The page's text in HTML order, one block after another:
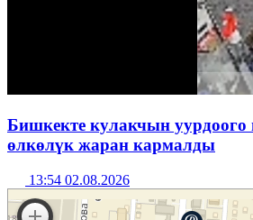
Бишкекте кулакчын уурдоого
өлкөлүк жаран кармалды
13:54 02.08.2026